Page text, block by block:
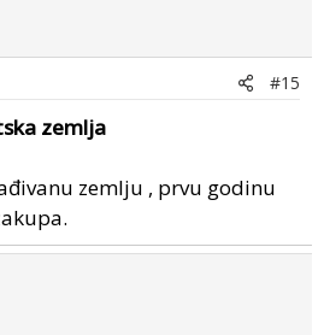
#15
zemlja
zemlju , prvu godinu